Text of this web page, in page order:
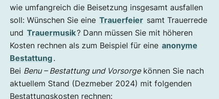
wie umfangreich die Beisetzung insgesamt ausfallen
soll: Wünschen Sie eine Trauerfeier samt Trauerrede
und Trauermusik? Dann müssen Sie mit höheren
Kosten rechnen als zum Beispiel für eine anonyme
Bestattung.
Bei Benu – Bestattung und Vorsorgekönnen Sie nach
aktuellem Stand (Dezmeber 2024) mit folgenden
Bestattungskosten rechnen: